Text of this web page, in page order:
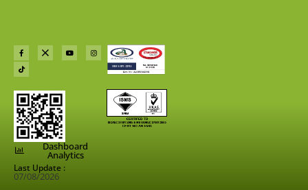
Dashboard
Analytics
Last Update :
07/08/2026